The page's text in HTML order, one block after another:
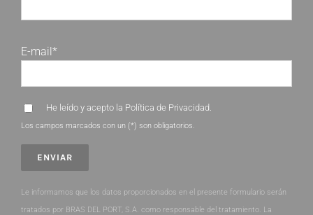
E-mail*
He leído y acepto la Política de Privacidad.
Los campos marcados con un (*) son obligatorios.
Le informamos que los datos proporcionados en el presente formulario serán
tratados por BRAS DEL PORT, S.A. como responsable del tratamiento. La